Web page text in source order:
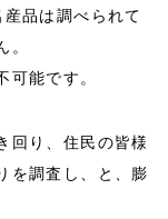
品は調べられて
。
可能です。
回り、住民の皆様
を調査し、と、膨